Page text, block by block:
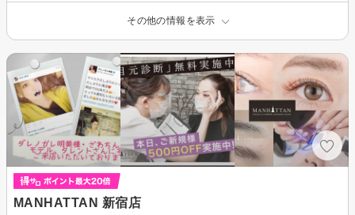
その他の情報を表示
MANHATTAN 新宿店